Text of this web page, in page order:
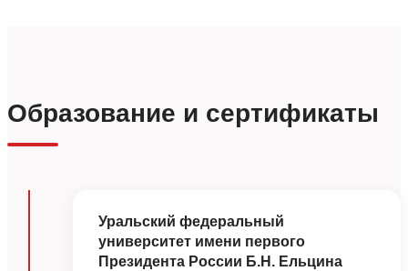
Образование и сертификаты
Уральский федеральный
университет имени первого
Президента России Б.Н. Ельцина